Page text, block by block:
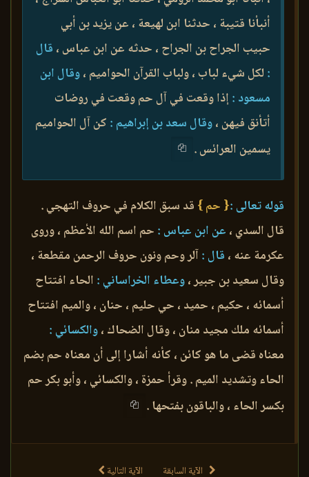
أنبأنا قتيبة ، حدثنا ابن لهيعة ، عن يزيد بن أبي
حبيب الجراح بن الجراح ، حدثه عن ابن عباس ، قال
: لكل شيء لباب ، ولباب القرآن الحواميم ،وقال ابن
مسعود :إذا وقعت في آل حم وقعت في روضات
أتأنق فيهن ،وقال سعد بن إبراهيم : كن آل الحواميم
يسمين العرائس .
قوله تعالى :{ حم } قد سبق الكلام في حروف التهجي .
قال السدي ، عن ابن عباس : حم اسم الله الأعظم ، وروى
عكرمة عنه ، قال :آلر وحم ونون حروف الرحمن مقطعة ،
وقال سعيد بن جبير ،وعطاء الخراساني : الحاء افتتاح
أسمائه ، حكيم ، حميد ، حي حليم ، حنان ، والميم افتتاح
أسمائه ملك مجيد منان ، وقال الضحاك ،والكسائي :
معناه قضى ما هو كائن ، كأنه أشارا إلى أن معناه حم بضم
الحاء وتشديد الميم . وقرأ حمزة ، والكسائي ، وأبو بكر حم
بكسر الحاء ، والباقون بفتحها .
الآية السابقة الآية التالية